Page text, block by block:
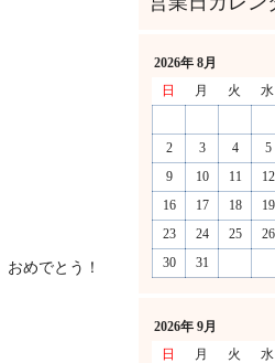
めでとう！
2026年 8月
日
月 火 水
2
3 4 5
9
10 11 12
16
17 18 19
23
24 25 26
30
31
2026年 9月
日
月 火 水